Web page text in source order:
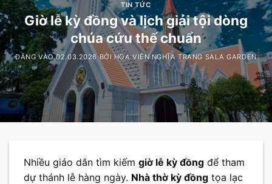
TIN TỨC
Giờ lễ kỳ đồng và lịch giải tội dòng
chúa cứu thế chuẩn
ĐĂNG VÀO02.03.2026 BỞIHOA VIÊN NGHĨA TRANG SALA GARDEN
Nhiều giáo dân tìm kiếm giờ lễ kỳ đồng để tham
dự thánh lễ hàng ngày. Nhà thờ kỳ đồng tọa lạc